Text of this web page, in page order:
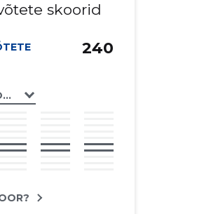
skoorid
OÜ
240